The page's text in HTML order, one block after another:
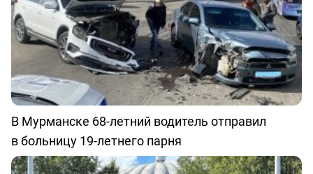
В Мурманске 68-летний водитель отправил
в больницу 19-летнего парня